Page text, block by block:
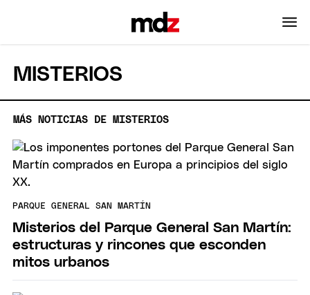
MISTERIOS
MÁS NOTICIAS DE MISTERIOS
PARQUE GENERAL SAN MARTÍN
Misterios del Parque General San Martín:
estructuras y rincones que esconden
mitos urbanos